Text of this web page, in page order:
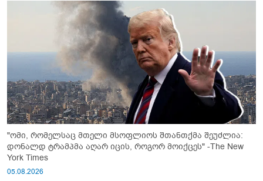
"ომი, რომელსაც მთელი მსოფლიოს შთანთქმა შეუძლია:
დონალდ ტრამპმა აღარ იცის, როგორ მოიქცეს" -The New
York Times
05.08.2026